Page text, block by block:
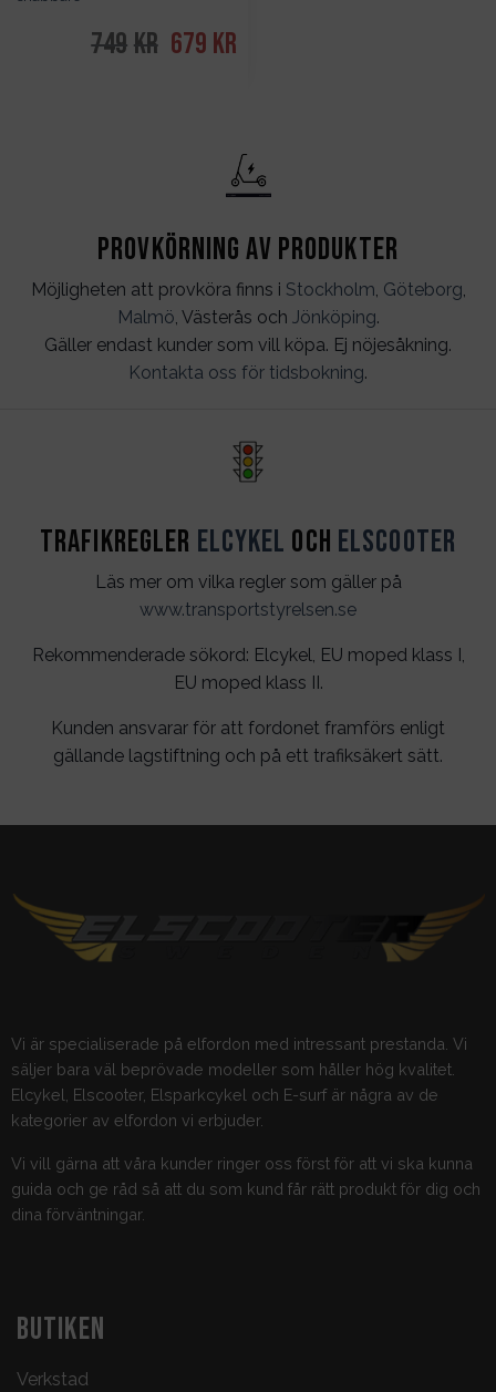
749kr Det
ursprungliga
679 kr
Provkörning av produkter
Möjligheten att provköra finns i Stockholm Göteborg
Malmö , Västerås och Jönköping.
Gäller endast kunder som vill köpa. Ej nöjesåkning.
Kontakta oss för tidsbokning.
Trafikregler Elcykel och Elscooter
Läs mer om vilka regler som gäller på
www.transportstyrelsen.se
Rekommenderade sökord: Elcykel, EU moped klass I,
EU moped klass II.
Kunden ansvarar för att fordonet framförs enligt
gällande lagstiftning och på ett trafiksäkert sätt.
Vi är specialiserade på elfordon med intressant prestanda. Vi
säljer bara väl beprövade modeller som håller hög kvalitet.
Elcykel, Elscooter, Elsparkcykel och E-surf är några av de
kategorier av elfordon vi erbjuder.
Vi vill gärna att våra kunder ringer oss först för att vi ska kunna
guida och ge råd så att du som kund får rätt produkt för dig och
dina förväntningar.
BUTIKEN
Verkstad